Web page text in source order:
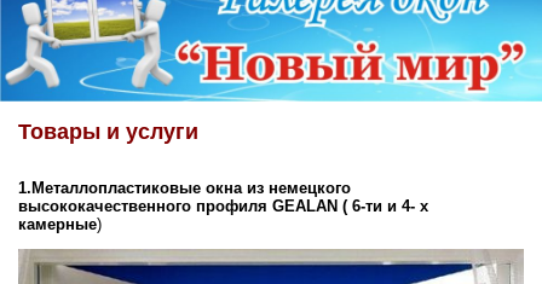
Товары и услуги
1.Металлопластиковые окна из немецкого
высококачественного профиля GEALAN ( 6-ти и 4- х
камерные)